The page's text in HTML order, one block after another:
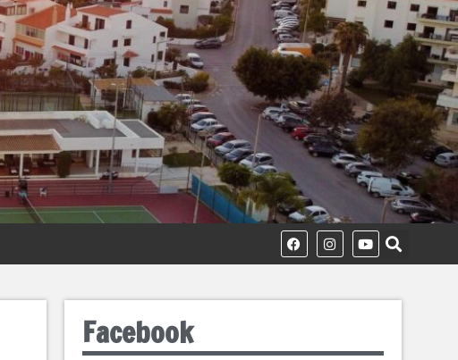
Facebook